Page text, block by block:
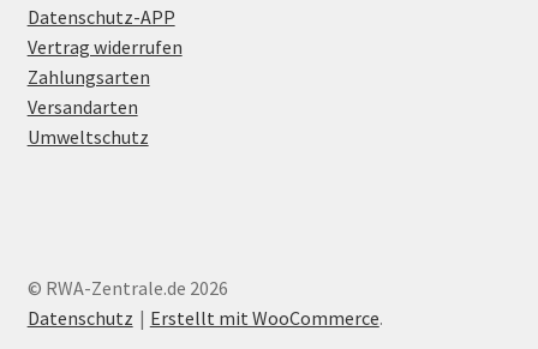
Datenschutz-APP
Vertrag widerrufen
Zahlungsarten
Versandarten
Umweltschutz
© RWA-Zentrale.de 2026
Datenschutz
Erstellt mit WooCommerce.